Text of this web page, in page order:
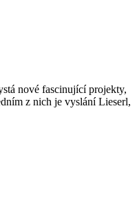
nové fascinující projekty,
z nich je vyslání Lieserl,